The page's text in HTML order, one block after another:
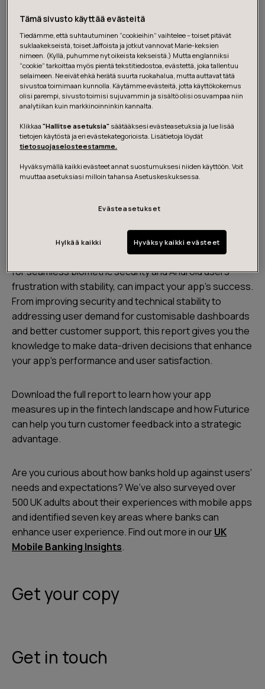
Download the report
About the analysis
In today’s competitive digital landscape, understanding
customer sentiment is essential for creating
exceptional mobile banking experiences. Discover how
platform-specific challenges, such as iOS users' desire
for seamless biometric security and Android users'
frustration with stability, can impact your app’s success.
From improving security and technical stability to
addressing user demand for customisable dashboards
and better customer support, this report gives you the
knowledge to make data-driven decisions that enhance
your app's performance and user satisfaction.
Download the full report to learn how your app
measures up in the fintech landscape and how Futurice
can help you turn customer feedback into a strategic
advantage.
Are you curious about how banks hold up against users’
needs and expectations? We’ve also surveyed over
500 UK adults about their experiences with mobile apps
and identified seven key areas where banks can
enhance user experience. Find out more in ourUK
Mobile Banking Insights.
Get your copy
Get in touch
Tämä sivusto käyttää evästeitä
Tiedämme, että suhtautuminen “cookieihin” vaihtelee – toiset pitävät
suklaakekseistä, toiset Jaffoista ja jotkut vannovat Marie-keksien
nimeen. (Kyllä, puhumme nyt oikeista kekseistä.) Mutta englanniksi
“cookie” tarkoittaa myös pientä tekstitiedostoa, evästettä, joka tallentuu
selaimeen. Ne eivät ehkä herätä suurta ruokahalua, mutta auttavat tätä
sivustoa toimimaan kunnolla. Käytämme evästeitä, jotta käyttökokemus
olisi parempi, sivusto toimisi sujuvammin ja sisältö olisi osuvampaa niin
analytiikan kuin markkinoinninkin kannalta.
Klikkaa"Hallitse asetuksia" säätääksesi evästeasetuksia ja lue lisää
tietojen käytöstä ja eri evästekategorioista. Lisätietoja löydät
tietosuojaselosteestamme.
Hyväksymällä kaikki evästeet annat suostumuksesi niiden käyttöön. Voit
muuttaa asetuksiasi milloin tahansa Asetuskeskuksessa.
Evästeasetukset
Hylkää kaikki Hyväksy kaikki evästeet